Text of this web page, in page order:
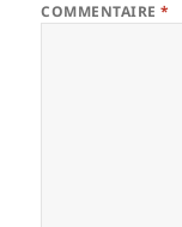
COMMENTAIRE*